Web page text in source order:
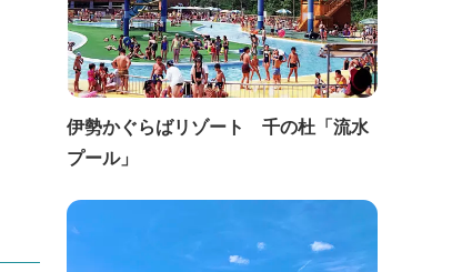
伊勢かぐらばリゾート 千の杜「流水
プール」